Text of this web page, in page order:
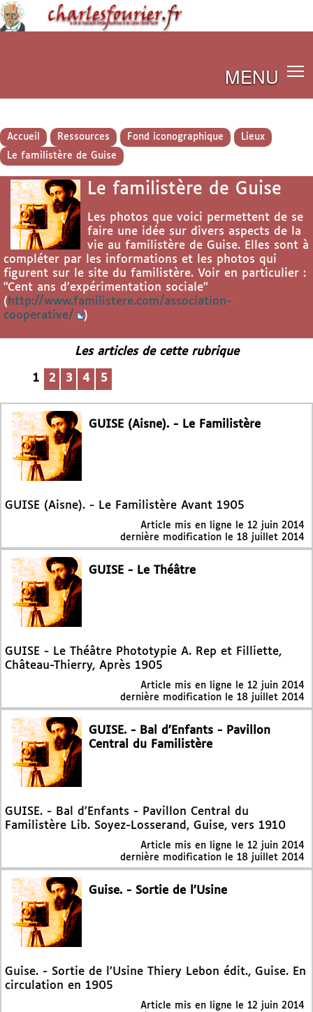
MENU
Accueil Ressources Fond iconographique
Lieux
Le familistère de Guise
Le familistère de Guise
Les photos que voici permettent de se
faire une idée sur divers aspects de la
vie au familistère de Guise. Elles sont à
compléter par les informations et les photos qui
figurent sur le site du familistère. Voir en particulier :
"Cent ans d’expérimentation sociale"
( http://www.familistere.com/association-
cooperative/
)
Les articles de cette rubrique
1 2 3 4 5
GUISE (Aisne). - Le Familistère
GUISE (Aisne). - Le Familistère Avant 1905
Article mis en ligne le 12 juin 2014
dernière modification le 18 juillet 2014
GUISE - Le Théâtre
GUISE - Le Théâtre Phototypie A. Rep et Filliette,
Château-Thierry, Après 1905
Article mis en ligne le 12 juin 2014
dernière modification le 18 juillet 2014
GUISE. - Bal d’Enfants - Pavillon
Central du Familistère
GUISE. - Bal d’Enfants - Pavillon Central du
Familistère Lib. Soyez-Losserand, Guise, vers 1910
Article mis en ligne le 12 juin 2014
dernière modification le 18 juillet 2014
Guise. - Sortie de l’Usine
Guise. - Sortie de l’Usine Thiery Lebon édit., Guise. En
circulation en 1905
Article mis en ligne le 12 juin 2014